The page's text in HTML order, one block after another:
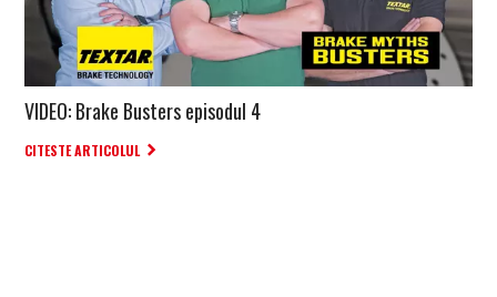
VIDEO: Brake Busters episodul 4
CITESTE ARTICOLUL